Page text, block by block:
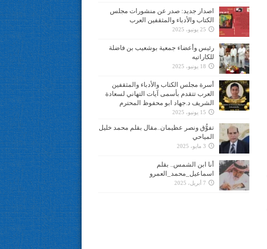
اصدار جديد: صدر عن منشورات مجلس
الكتاب والأدباء والمثقفين العرب
25 يونيو، 2025
رئيس وأعضاء جمعية بوشعيب بن فاضلة
للكاراتيه
18 يونيو، 2025
أسرة مجلس الكتاب والأدباء والمثقفين
العرب تتقدم بأسمى آيات التهاني لسعادة
الشريف د.جهاد ابو محفوظ المحترم
15 يونيو، 2025
تفوُّق ونصر عظيمان..مقال بقلم محمد خليل
المياحي
3 مايو، 2025
أنا ابن الشمس.. بقلم
اسماعيل_محمد_العمرو
7 أبريل، 2025